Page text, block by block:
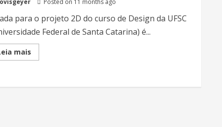
Posted on 11 months ago
para o projeto 2D do curso de Design da UFSC
Federal de Santa Catarina) é...
maisRead
more
criada